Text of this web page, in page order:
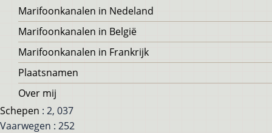
Voet
Marifoonkanalen in Nedeland
Marifoonkanalen in België
Marifoonkanalen in Frankrijk
Plaatsnamen
Over mij
Schepen : 2, 037
Vaarwegen : 252